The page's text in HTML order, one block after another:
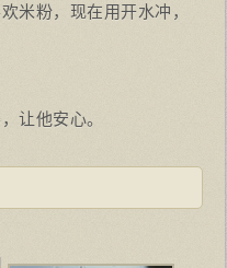
米粉，现在用开水冲，
让他安心。